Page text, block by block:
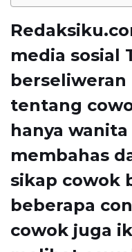
media sosial
berseliweran
tentang
hanya wanita
membahas
sikap cowok
beberapa
cowok juga